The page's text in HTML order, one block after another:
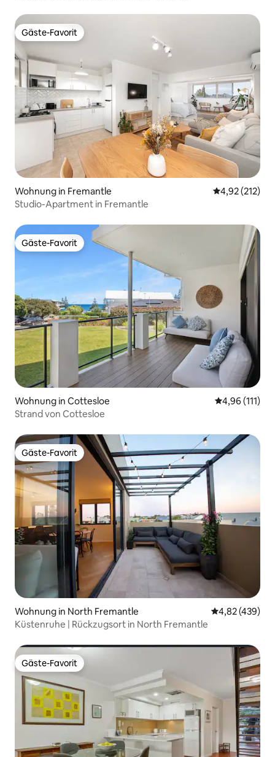
Gäste-Favorit
Gäste-Favorit
Wohnung in Fremantle
4,92 (212)
Studio-Apartment in Fremantle
Gäste-Favorit
Gäste-Favorit
Wohnung in Cottesloe
4,96 (111)
Strand von Cottesloe
Gäste-Favorit
Gäste-Favorit
Wohnung in North Fremantle
4,82 (439)
Küstenruhe | Rückzugsort in North Fremantle
Gäste-Favorit
Gäste-Favorit